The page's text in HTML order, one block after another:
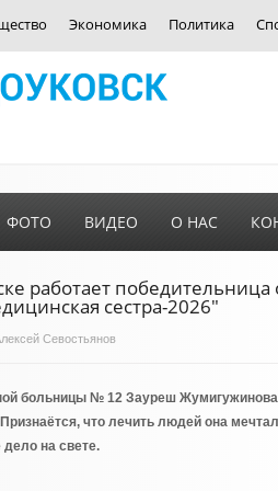
Экономика Политика
ФОТО ВИДЕО О НАС
работает
сестра-2026"
Севостьянов
больницы № 12 Зауреш
что лечить людей она
на свете.